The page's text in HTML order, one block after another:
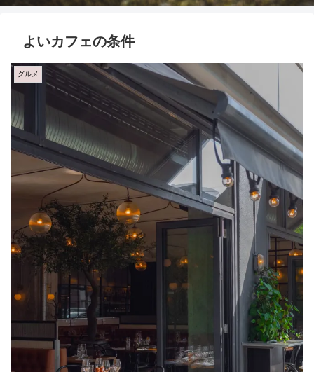
よいカフェの条件
グルメ